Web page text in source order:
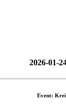
2026-01-
Event: